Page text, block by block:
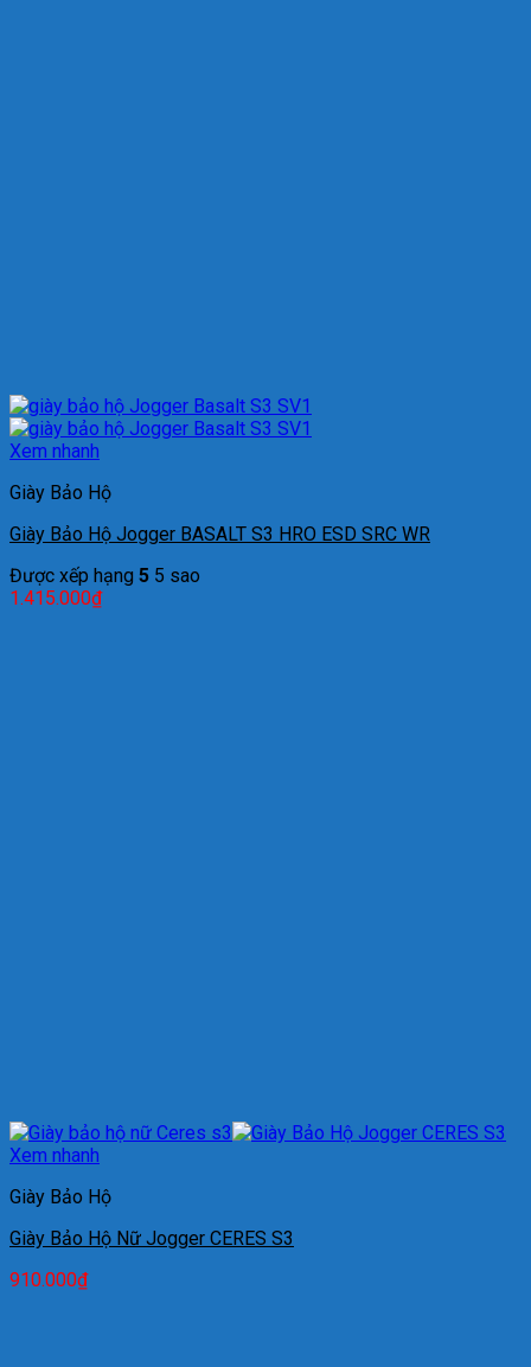
Xem nhanh
Giày Bảo Hộ
Giày Bảo Hộ Jogger BASALT S3 HRO ESD SRC WR
Được xếp hạng 5 5 sao
1.415.000₫
Xem nhanh
Giày Bảo Hộ
Giày Bảo Hộ Nữ Jogger CERES S3
910.000₫